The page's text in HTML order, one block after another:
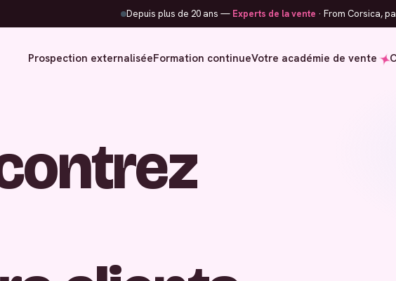
Depuis plus de 20 ans — Experts de la vente · From Corsica,
Prospection externaliséeFormation continueVotre académie de vente